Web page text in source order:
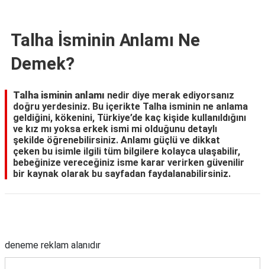
Talha İsminin Anlamı Ne
Demek?
Talha isminin anlamı nedir diye merak ediyorsanız
doğru yerdesiniz. Bu içerikte Talha isminin ne anlama
geldiğini, kökenini, Türkiye’de kaç kişide kullanıldığını
ve kız mı yoksa erkek ismi mi olduğunu detaylı
şekilde öğrenebilirsiniz. Anlamı güçlü ve dikkat
çeken bu isimle ilgili tüm bilgilere kolayca ulaşabilir,
bebeğinize vereceğiniz isme karar verirken güvenilir
bir kaynak olarak bu sayfadan faydalanabilirsiniz.
deneme reklam alanıdır